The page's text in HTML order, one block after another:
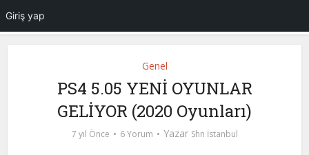
Genel
PS4 5.05 YENİ OYUNLAR
GELİYOR (2020 Oyunları)
7 yıl Önce 6 Yorum Yazar Shn İstanbul
Giriş yap